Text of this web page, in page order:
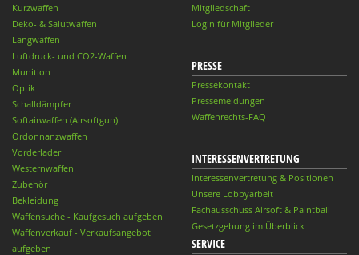
Kurzwaffen
Deko- & Salutwaffen
Langwaffen
Luftdruck- und CO2-Waffen
Munition
Optik
Schalldämpfer
Softairwaffen (Airsoftgun)
Ordonnanzwaffen
Vorderlader
Westernwaffen
Zubehör
Bekleidung
Waffensuche - Kaufgesuch aufgeben
Waffenverkauf - Verkaufsangebot
aufgeben
Mitgliedschaft
Login für Mitglieder
PRESSE
Pressekontakt
Pressemeldungen
Waffenrechts-FAQ
INTERESSENVERTRETUNG
Interessenvertretung & Positionen
Unsere Lobbyarbeit
Fachausschuss Airsoft & Paintball
Gesetzgebung im Überblick
SERVICE